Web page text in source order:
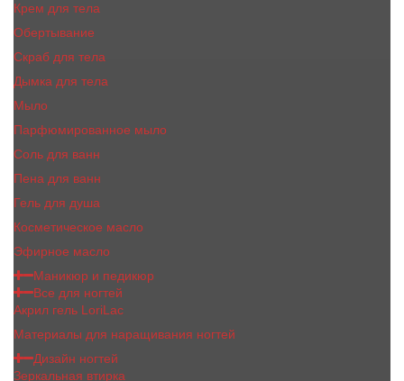
Крем для тела
Обертывание
Скраб для тела
Дымка для тела
Мыло
Парфюмированное мыло
Соль для ванн
Пена для ванн
Гель для душа
Косметическое масло
Эфирное масло
Маникюр и педикюр
Все для ногтей
Акрил гель LoriLac
Материалы для наращивания ногтей
Дизайн ногтей
Зеркальная втирка